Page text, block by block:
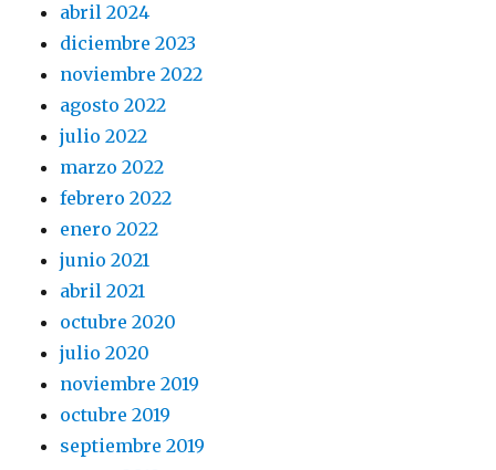
abril 2024
diciembre 2023
noviembre 2022
agosto 2022
julio 2022
marzo 2022
febrero 2022
enero 2022
junio 2021
abril 2021
octubre 2020
julio 2020
noviembre 2019
octubre 2019
septiembre 2019